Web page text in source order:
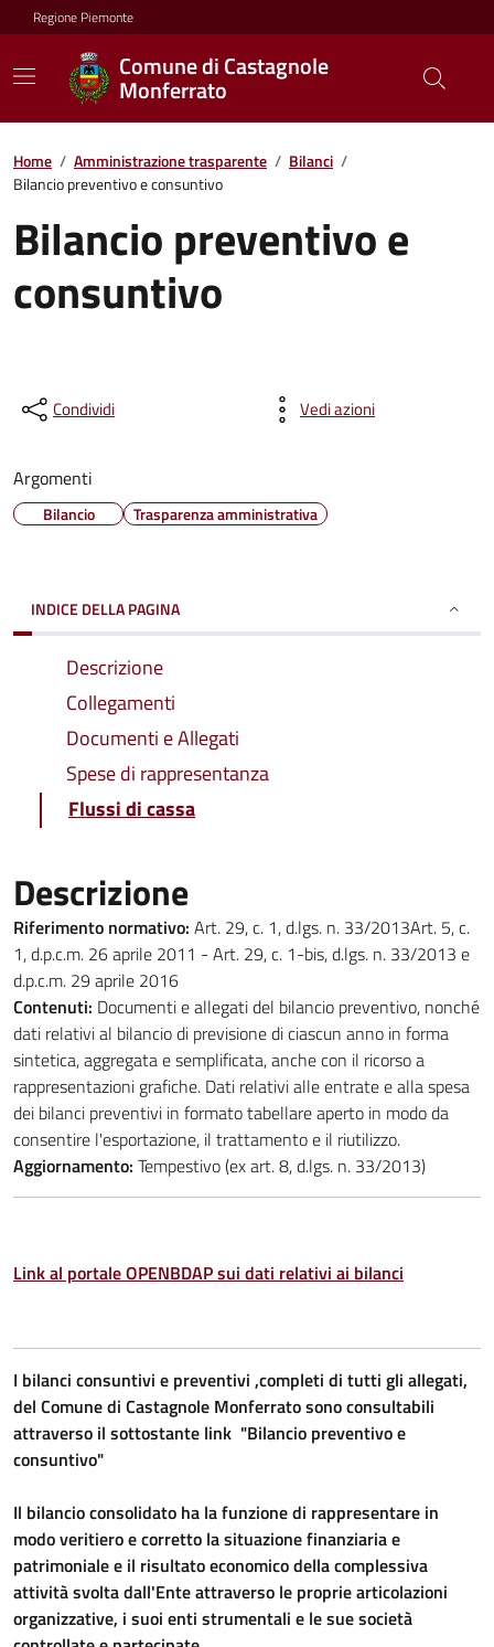
Regione Piemonte
Comune di Castagnole
Monferrato
Home / Amministrazione trasparente / Bilanci /
Bilancio preventivo e consuntivo
Bilancio preventivo e
consuntivo
Condividi Vedi azioni
Argomenti
Bilancio Trasparenza amministrativa
INDICE DELLA PAGINA
Descrizione
Collegamenti
Documenti e Allegati
Spese di rappresentanza
Flussi di cassa
Descrizione
Riferimento normativo: Art. 29, c. 1, d.lgs. n. 33/2013Art. 5, c.
1, d.p.c.m. 26 aprile 2011 - Art. 29, c. 1-bis, d.lgs. n. 33/2013 e
d.p.c.m. 29 aprile 2016
Contenuti: Documenti e allegati del bilancio preventivo, nonché
dati relativi al bilancio di previsione di ciascun anno in forma
sintetica, aggregata e semplificata, anche con il ricorso a
rappresentazioni grafiche. Dati relativi alle entrate e alla spesa
dei bilanci preventivi in formato tabellare aperto in modo da
consentire l'esportazione, il trattamento e il riutilizzo.
Aggiornamento: Tempestivo (ex art. 8, d.lgs. n. 33/2013)
Link al portale OPENBDAP sui dati relativi ai bilanci
I bilanci consuntivi e preventivi ,completi di tutti gli allegati,
del Comune di Castagnole Monferrato sono consultabili
attraverso il sottostante link "Bilancio preventivo e
consuntivo"
Il bilancio consolidato ha la funzione di rappresentare in
modo veritiero e corretto la situazione finanziaria e
patrimoniale e il risultato economico della complessiva
attività svolta dall'Ente attraverso le proprie articolazioni
organizzative, i suoi enti strumentali e le sue società